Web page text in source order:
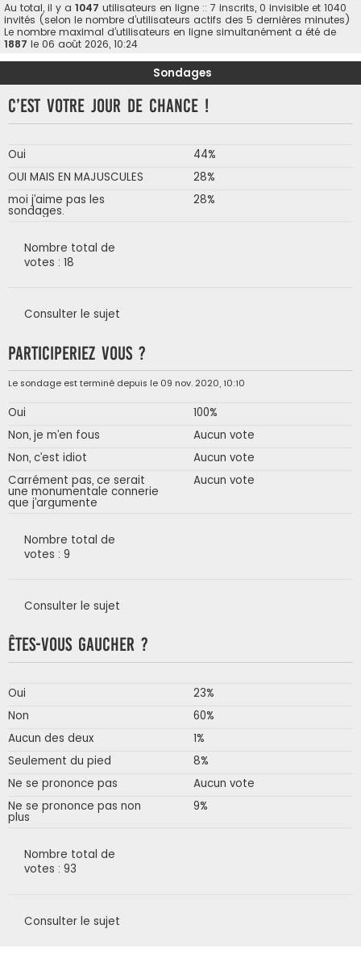
Au total, il y a 1047 utilisateurs en ligne :: 7 inscrits, 0 invisible et 1040
invités (selon le nombre d’utilisateurs actifs des 5 dernières minutes)
Le nombre maximal d’utilisateurs en ligne simultanément a été de
1887 le 06 août 2026, 10:24
Sondages
C’est votre jour de chance !
Oui
44%
OUI MAIS EN MAJUSCULES
28%
moi j’aime pas les
sondages.
28%
Nombre total de
votes : 18
Consulter le sujet
Participeriez vous ?
Le sondage est terminé depuis le 09 nov. 2020, 10:10
Oui
100%
Non, je m’en fous
Aucun vote
Non, c’est idiot
Aucun vote
Carrément pas, ce serait
une monumentale connerie
que j’argumente
Aucun vote
Nombre total de
votes : 9
Consulter le sujet
Êtes-vous gaucher ?
Oui
23%
Non
60%
Aucun des deux
1%
Seulement du pied
8%
Ne se prononce pas
Aucun vote
Ne se prononce pas non
plus
9%
Nombre total de
votes : 93
Consulter le sujet